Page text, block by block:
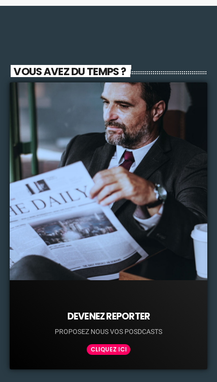
VOUS AVEZ DU TEMPS ?
DEVENEZ REPORTER
PROPOSEZ NOUS VOS POSDCASTS
CLIQUEZ ICI